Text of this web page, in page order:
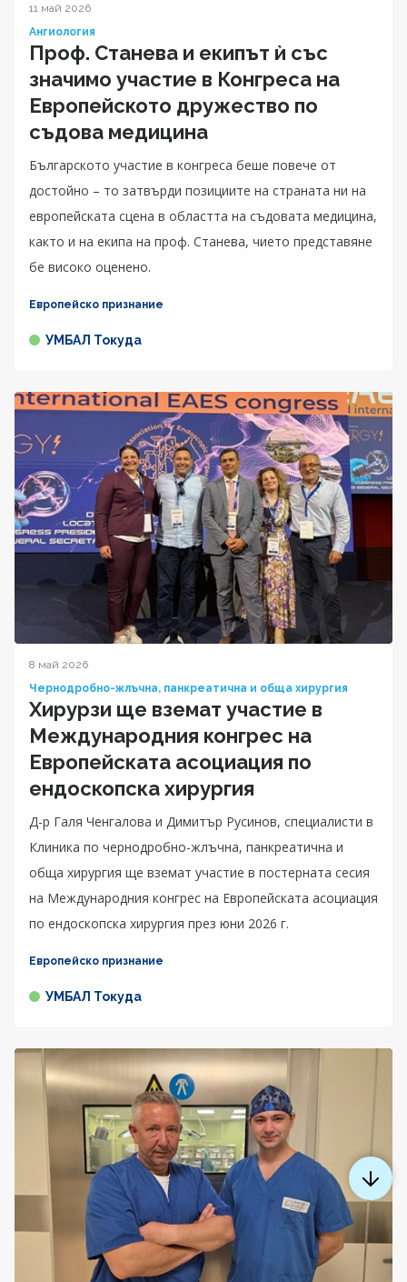
11 май 2026
Ангиология
Проф. Станева и екипът ѝ със
значимо участие в Конгреса на
Европейското дружество по
съдова медицина
Българското участие в конгреса беше повече от
достойно – то затвърди позициите на страната ни на
европейската сцена в областта на съдовата медицина,
както и на екипа на проф. Станева, чието представяне
бе високо оценено.
Европейско признание
УМБАЛ Токуда
8 май 2026
Чернодробно-жлъчна, панкреатична и обща хирургия
Хирурзи ще вземат участие в
Международния конгрес на
Европейската асоциация по
ендоскопска хирургия
Д-р Галя Ченгалова и Димитър Русинов, специалисти в
Клиника по чернодробно-жлъчна, панкреатична и
обща хирургия ще вземат участие в постерната сесия
на Международния конгрес на Европейската асоциация
по ендоскопска хирургия през юни 2026 г.
Европейско признание
УМБАЛ Токуда